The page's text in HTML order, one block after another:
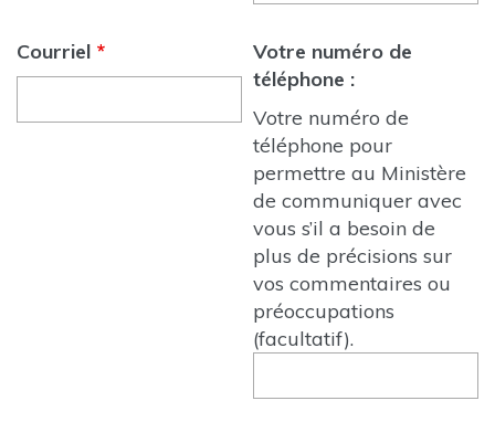
Courriel *
Votre numéro de
téléphone :
Votre numéro de
téléphone pour
permettre au Ministère
de communiquer avec
vous s’il a besoin de
plus de précisions sur
vos commentaires ou
préoccupations
(facultatif).